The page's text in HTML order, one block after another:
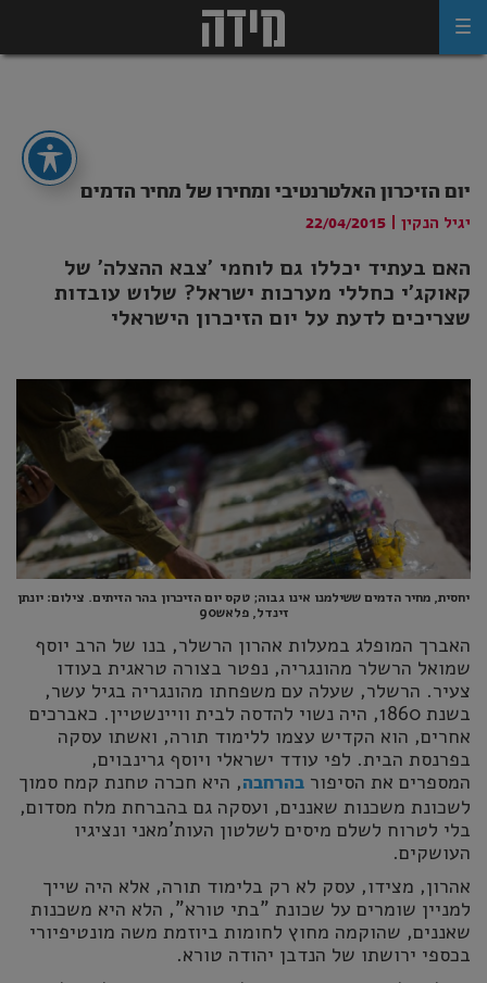
יום הזיכרון האלטרנטיבי ומחירו של מחיר הדמים
יגיל הנקין
22/04/2015
האם בעתיד יכללו גם לוחמי 'צבא ההצלה' של
קאוקג'י כחללי מערכות ישראל? שלוש עובדות
שצריכים לדעת על יום הזיכרון הישראלי
יחסית, מחיר הדמים ששילמנו אינו גבוה; טקס יום הזיכרון בהר הזיתים. צילום: יונתן
זינדל, פלאש90
האברך המופלג במעלות אהרון הרשלר, בנו של הרב יוסף
שמואל הרשלר מהונגריה, נפטר בצורה טראגית בעודו
צעיר. הרשלר, שעלה עם משפחתו מהונגריה בגיל עשר,
בשנת 1860, היה נשוי להדסה לבית וויינשטיין. כאברכים
אחרים, הוא הקדיש עצמו ללימוד תורה, ואשתו עסקה
בפרנסת הבית. לפי עודד ישראלי ויוסף גרינבוים,
המספרים את הסיפור בהרחבה, היא חכרה טחנת קמח סמוך
לשכונת משכנות שאננים, ועסקה גם בהברחת מלח מסדום,
בלי לטרוח לשלם מיסים לשלטון העות'מאני ונציגיו
העושקים.
אהרון, מצידו, עסק לא רק בלימוד תורה, אלא היה שייך
למניין שומרים על שכונת "בתי טורא", הלא היא משכנות
שאננים, שהוקמה מחוץ לחומות ביוזמת משה מונטיפיורי
בכספי ירושתו של הנדבן יהודה טורא.